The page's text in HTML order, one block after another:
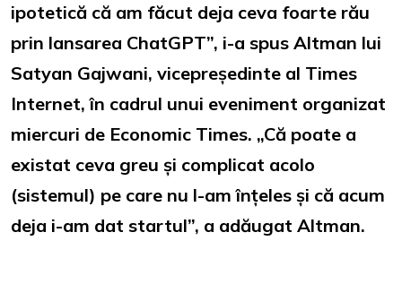
ipotetică că am făcut deja ceva foarte rău
prin lansarea ChatGPT”, i-a spus Altman lui
Satyan Gajwani, vicepreședinte al Times
Internet, în cadrul unui eveniment organizat
miercuri de Economic Times. „Că poate a
existat ceva greu și complicat acolo
(sistemul) pe care nu l-am înțeles și că acum
deja i-am dat startul”, a adăugat Altman.